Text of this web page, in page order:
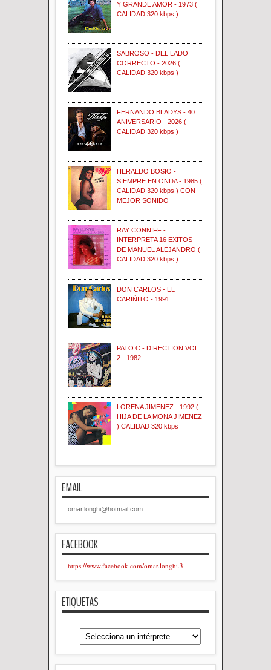
Y GRANDE AMOR - 1973 (
CALIDAD 320 kbps )
SABROSO - DEL LADO
CORRECTO - 2026 (
CALIDAD 320 kbps )
FERNANDO BLADYS - 40
ANIVERSARIO - 2026 (
CALIDAD 320 kbps )
HERALDO BOSIO -
SIEMPRE EN ONDA - 1985 (
CALIDAD 320 kbps ) CON
MEJOR SONIDO
RAY CONNIFF -
INTERPRETA 16 EXITOS
DE MANUEL ALEJANDRO (
CALIDAD 320 kbps )
DON CARLOS - EL
CARIÑITO - 1991
PATO C - DIRECTION VOL
2 - 1982
LORENA JIMENEZ - 1992 (
HIJA DE LA MONA JIMENEZ
) CALIDAD 320 kbps
EMAIL
omar.longhi@hotmail.com
FACEBOOK
https://www.facebook.com/omar.longhi.3
ETIQUETAS